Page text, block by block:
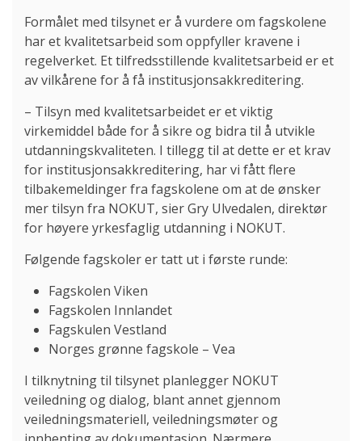
Formålet med tilsynet er å vurdere om fagskolene
har et kvalitetsarbeid som oppfyller kravene i
regelverket. Et tilfredsstillende kvalitetsarbeid er et
av vilkårene for å få institusjonsakkreditering.
– Tilsyn med kvalitetsarbeidet er et viktig
virkemiddel både for å sikre og bidra til å utvikle
utdanningskvaliteten. I tillegg til at dette er et krav
for institusjonsakkreditering, har vi fått flere
tilbakemeldinger fra fagskolene om at de ønsker
mer tilsyn fra NOKUT, sier Gry Ulvedalen, direktør
for høyere yrkesfaglig utdanning i NOKUT.
Følgende fagskoler er tatt ut i første runde:
Fagskolen Viken
Fagskolen Innlandet
Fagskulen Vestland
Norges grønne fagskole – Vea
I tilknytning til tilsynet planlegger NOKUT
veiledning og dialog, blant annet gjennom
veiledningsmateriell, veiledningsmøter og